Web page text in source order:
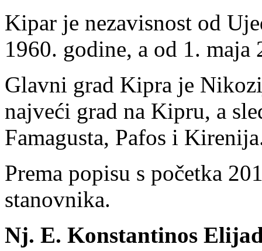
Kipar je nezavisnost od
1960. godine, a od 1.
Glavni grad Kipra je
najveći grad na Kipru, a
Famagusta, Pafos i
Prema popisu s početka
stanovnika.
Nj. E. Konstantinos